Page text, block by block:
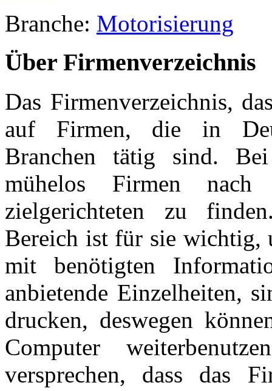
Branche: Motorisierung
Über Firmenverzeichnis
Das Firmenverzeichnis,
auf Firmen, die in
Branchen tätig sind.
mühelos Firmen nach
zielgerichteten zu
Bereich ist für sie wichtig,
mit benötigten
anbietende Einzelheiten,
drucken, deswegen
Computer
versprechen, dass das